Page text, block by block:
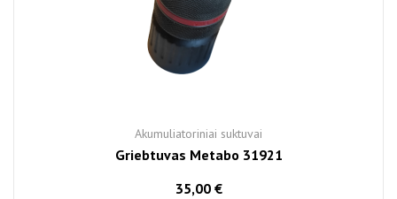
Akumuliatoriniai suktuvai
Griebtuvas Metabo 31921
35,00 €